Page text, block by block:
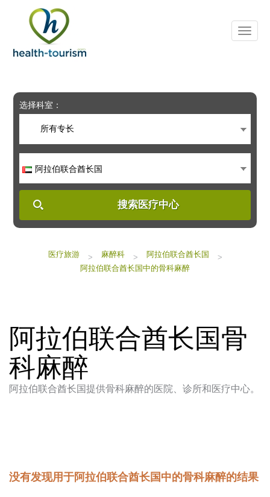
includes
system.
选择科室：
所有专长
阿拉伯联合酋长国
搜索医疗中心
医疗旅游 > 麻醉科 > 阿拉伯联合酋长国
>
阿拉伯联合酋长国中的骨科麻醉
阿拉伯联合酋长国骨
科麻醉
阿拉伯联合酋长国提供骨科麻醉的医院、诊所和医疗中心。
没有发现用于阿拉伯联合酋长国中的骨科麻醉的结果